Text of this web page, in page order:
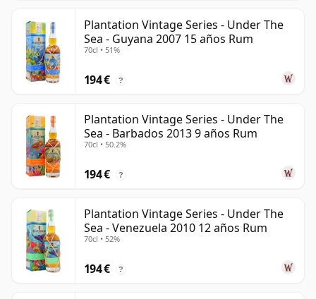
Plantation Vintage Series - Under The
Sea - Guyana 2007 15 años Rum
70cl • 51%
194 € ?
Plantation Vintage Series - Under The
Sea - Barbados 2013 9 años Rum
70cl • 50.2%
194 € ?
Plantation Vintage Series - Under The
Sea - Venezuela 2010 12 años Rum
70cl • 52%
194 € ?